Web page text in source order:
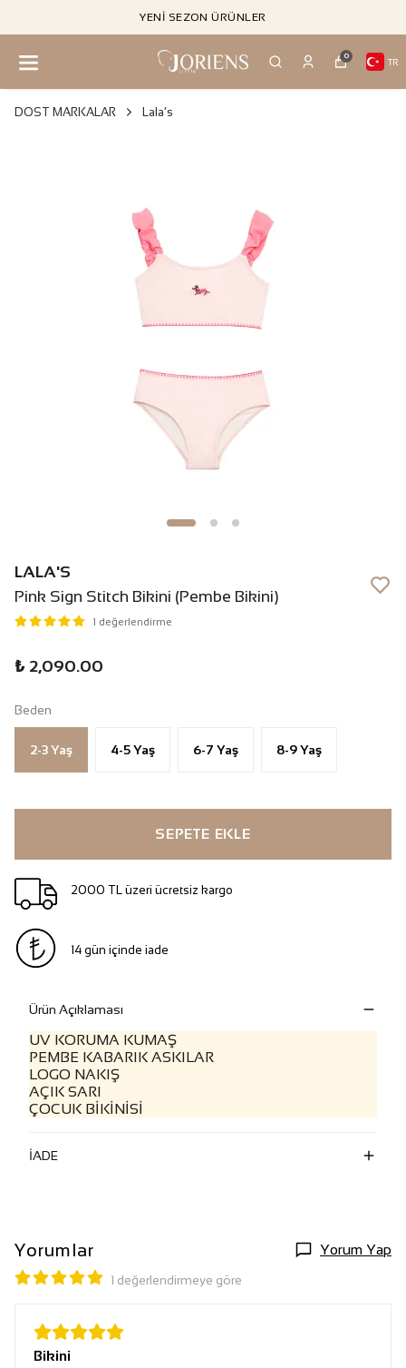
YENI SEZON ÜRÜNLER
0
TR
DOST MARKALAR Lala’s
LALA'S
Pink Sign Stitch Bikini (Pembe Bikini)
1 değerlendirme
₺ 2,090.00
Beden
2-3 Yaş 4-5 Yaş 6-7 Yaş 8-9 Yaş
SEPETE EKLE
2000 TL üzeri ücretsiz kargo
14 gün içinde iade
Ürün Açıklaması
UV KORUMA KUMAŞ
PEMBE KABARIK ASKILAR
LOGO NAKIŞ
AÇIK SARI
ÇOCUK BİKİNİSİ
İADE
Yorumlar Yorum Yap
1 değerlendirmeye göre
Bikini